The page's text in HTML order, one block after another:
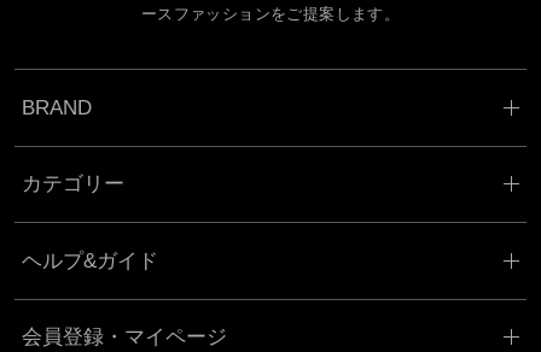
ースファッションをご提案します。
BRAND
カテゴリー
ヘルプ&ガイド
会員登録・マイページ